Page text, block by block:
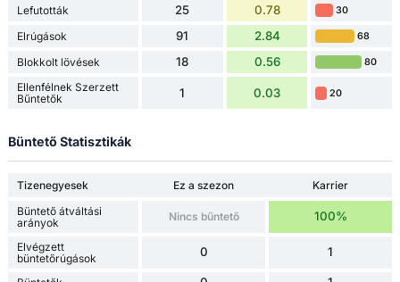
Lefutották 25 0.78 30
Elrúgások 91 2.84 68
Blokkolt lövések 18 0.56 80
Ellenfélnek Szerzett
Bűntetők
1 0.03 20
Büntető Statisztikák
Tizenegyesek Ez a szezon
Karrier
Büntető átváltási
arányok
Nincs bűntető 100%
Elvégzett
büntetőrúgások
0 1